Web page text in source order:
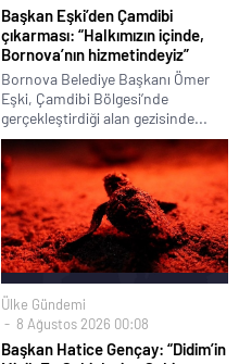
Başkan Eşki’den Çamdibi
çıkarması: “Halkımızın içinde,
Bornova’nın hizmetindeyiz”
Bornova Belediye Başkanı Ömer
Eşki, Çamdibi Bölgesi’nde
gerçekleştirdiği alan gezisinde...
Ülke Gündemi
8 Ağustos 2026 00:08
Başkan Hatice Gençay: “Didim’in